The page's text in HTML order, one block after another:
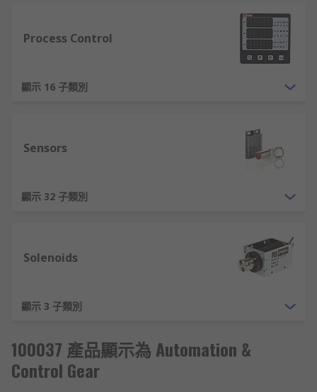
：傳遞或顯示狀態信號，例如
警報燈、蜂鳴器或啟動/關閉指示燈。在工廠或
倉庫中，自動化信號設備有助於即時識別問題
過程控制設備
石油化工、食品加工和水處理等行業，確保生
產過程的穩定性和一致性。
如，物聯網（IoT）網關和工業以太網交換機，
可以即時傳輸和監控生產數據，確保流程順
電動馬達：作為工業設備運行的核心部件，其
機械設備運行穩定高效。
自動化軟件與控制系統：自動化軟件和控制系
Process Control
顯示 16 子類別
Sensors
顯示 32 子類別
Solenoids
顯示 3 子類別
100037 產品顯示為 Automation &
Control Gear